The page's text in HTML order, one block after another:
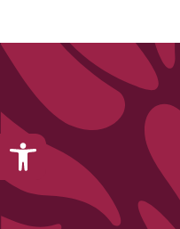
Open toolbar